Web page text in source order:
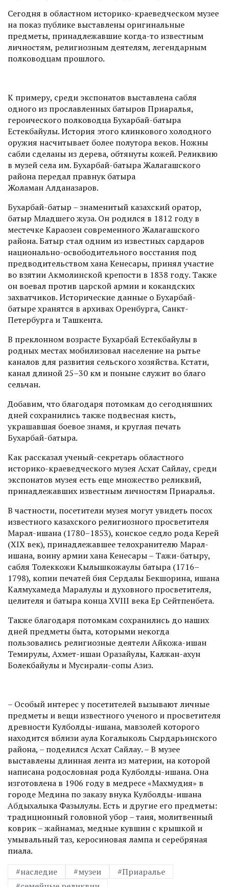
Сегодня в областном историко-краеведческом музее
на показ публике выставлены оригинальные
предметы, принадлежавшие когда-то известным
личностям, религиозным деятелям, легендарным
полководцам прошлого.
К примеру, среди экспонатов выставлена сабля
одного из прославленных батыров При­аралья,
героического полководца Бухарбай-батыра
Естекбайулы. История этого клинкового холодного
оружия насчитывает более полутора веков. Ножны
саб­ли сделаны из дерева, обтянуты кожей. Реликвию
в музей села им. Бухарбай-батыра Жалагашского
района передал правнук батыра
Жоламан Алданазаров.
Бухарбай-батыр – знаменитый казахский оратор,
батыр Младшего жуза. Он родился в 1812 году в
местечке Караозен современного Жалагашского
района. Батыр стал одним из известных сардаров
национально-освободительного восстания под
предводительством хана Кенесары, принял участие
во взятии Акмолинской крепости в 1838 году. Также
он воевал против царской армии и кокандских
захватчиков. Историчес­кие данные о Бухарбай-
батыре хранятся в архивах Оренбурга, Санкт-
Петербурга и Ташкента.
В преклонном возрасте Бухарбай Естекбайулы в
родных местах мобилизовал население на рытье
каналов для развития сельского хозяйства. Кстати,
канал длиной 25–30 км и поныне служит во благо
сельчан.
Добавим, что благодаря потомкам до сегодняшних
дней сохранились также подвесная кисть,
украшавшая боевое знамя, и круглая печать
Бухарбай-батыра.
Как рассказал ученый-секретарь областного
историко-краеведческого музея Асхат Сайлау, среди
экспонатов музея есть еще множество реликвий,
принадлежавших известным личностям Приаралья.
В частности, посетители музея могут увидеть посох
известного казахского религиозного просветителя
Марал-ишана (1780–1853), конское седло рода Керей
(XIX век), принадлежавшее телохранителю Марал-
ишана, воину армии хана Кенесары – Тажи-батыру,
сабля Толеккожи Кылышкожаулы батыра (1716–
1798), копии печатей бия Сердалы Бекшорина, ишана
Калмухамеда Маралулы и духовного просветителя,
целителя и батыра конца XVIII века Ер Сейтпенбета.
Также благодаря потомкам сохранились до наших
дней предметы быта, которыми некогда
пользовались религиозные деятели Айкожа-ишан
Темир­улы, Ахмет-ишан Оразайулы, Калжан-ахун
Болекбайулы и Мусирали-сопы Азиз.
– Особый интерес у посетителей вызывают личные
предметы и вещи известного ученого и просветителя
древности Кулболды-ишана, мавзолей которого
находится вблизи аула Когалыколь Сырдарьинского
района, – поделился Асхат Сайлау. – В музее
выставлены длинная лента из материи, на которой
написана родословная рода Кулболды-ишана. Она
изготовлена в 1906 году в медресе «Махмудия» в
городе Медина по заказу внука Кулболды-ишана
Абдыхалыка Фазылулы. Есть и другие его предметы:
традиционный головной убор – тақия, молитвенный
коврик – жайнамаз, медные кувшин с крышкой и
умывальный таз, керосиновая лампа и серебряная
пиала.
#наследие
#музеи
#Приаралье